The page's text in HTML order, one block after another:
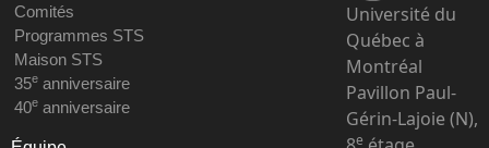
Comités
Programmes STS
Maison STS
35eanniversaire
40eanniversaire
Université du
Québec à
Montréal
Pavillon Paul-
Gérin-Lajoie (N),
e